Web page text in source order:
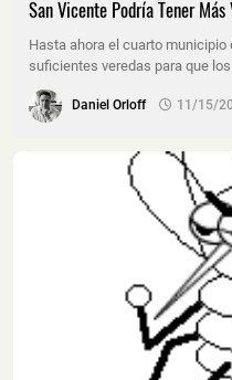
San Vicente Podría Tener
Hasta ahora el cuarto
suficientes veredas para que
Daniel Orloff 11/15/